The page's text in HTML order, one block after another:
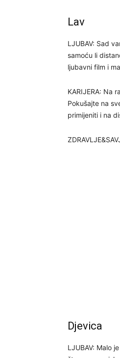
Lav
LJUBAV: Sad
samoću li
ljubavni film i
KARIJERA: Na
Pokušajte na
primijeniti i na
Djevica
LJUBAV: Malo